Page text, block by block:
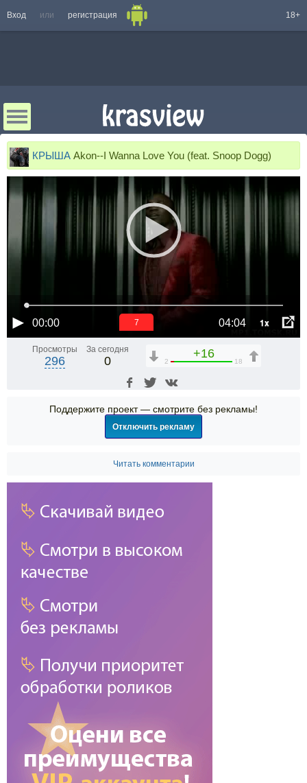
Вход или регистрация 18+
КРЫША Akon--I Wanna Love You (feat. Snoop Dogg)
00:00 04:04 1x
6
Просмотры
296
За сегодня
0
+16
2 18
Поддержите проект — смотрите без рекламы!
Отключить рекламу
Читать комментарии